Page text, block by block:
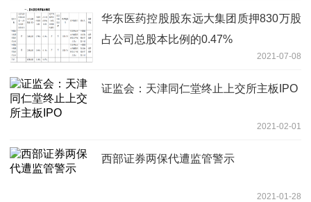
华东医药控股股东远大集团质押830万股
占公司总股本比例的0.47%
2021-07-08
证监会：天津同仁堂终止上交所主板IPO
2021-02-01
西部证券两保代遭监管警示
2021-01-28